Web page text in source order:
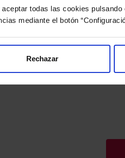
aceptar todas las cookies
mediante el botón
Rechazar